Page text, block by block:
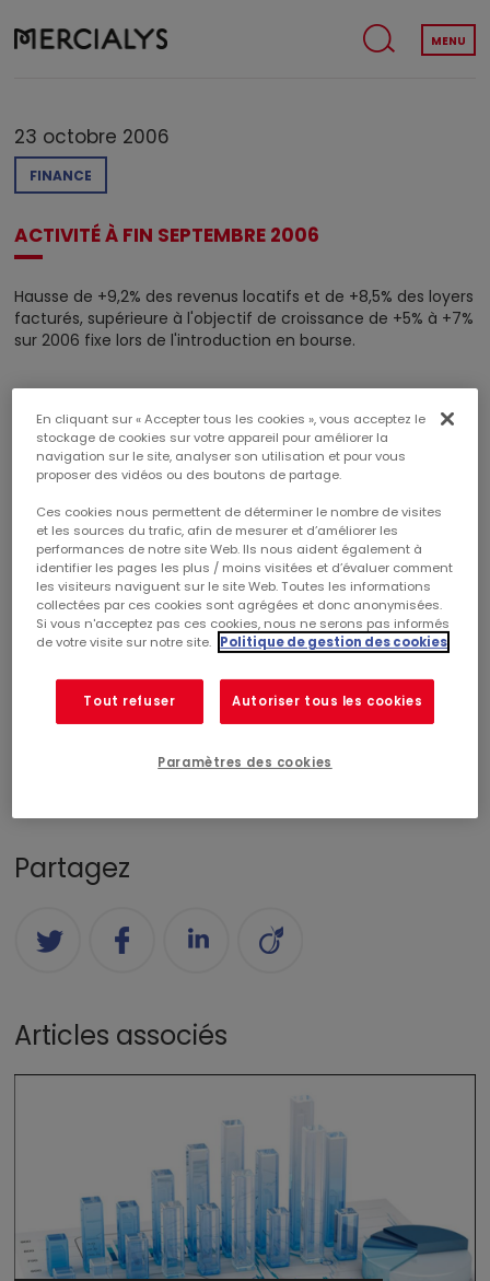
MENU
23 octobre 2006
FINANCE
ACTIVITÉ À FIN SEPTEMBRE 2006
Hausse de +9,2% des revenus locatifs et de +8,5% des loyers
facturés, supérieure à l'objectif de croissance de +5% à +7%
sur 2006 fixe lors de l'introduction en bourse.
Catégories
CENTRES COMMERCIAUX RÉALISATIONS
COMMERCIALISATION RSE CORPORATE
Partagez
Articles associés
En cliquant sur « Accepter tous les cookies », vous acceptez le
stockage de cookies sur votre appareil pour améliorer la
navigation sur le site, analyser son utilisation et pour vous
proposer des vidéos ou des boutons de partage.
Ces cookies nous permettent de déterminer le nombre de visites
et les sources du trafic, afin de mesurer et d’améliorer les
performances de notre site Web. Ils nous aident également à
identifier les pages les plus / moins visitées et d’évaluer comment
les visiteurs naviguent sur le site Web. Toutes les informations
collectées par ces cookies sont agrégées et donc anonymisées.
Si vous n'acceptez pas ces cookies, nous ne serons pas informés
de votre visite sur notre site. Politique de gestion des cookies
Tout refuser Autoriser tous les cookies
Paramètres des cookies